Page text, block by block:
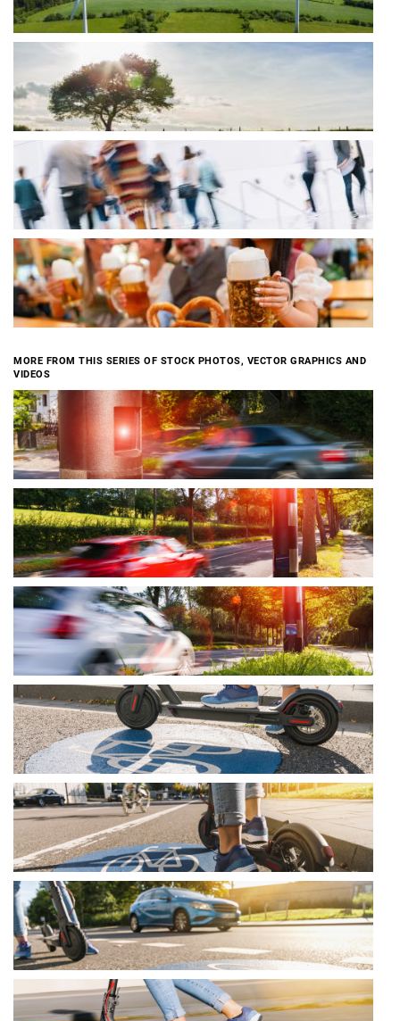
MORE FROM THIS SERIES OF STOCK PHOTOS, VECTOR GRAPHICS AND
VIDEOS